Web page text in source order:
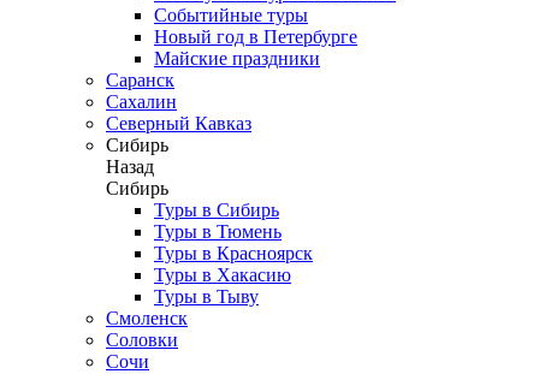
Событийные туры
Новый год в Петербурге
Майские праздники
Саранск
Сахалин
Северный Кавказ
Сибирь
Назад
Сибирь
Туры в Сибирь
Туры в Тюмень
Туры в Красноярск
Туры в Хакасию
Туры в Тыву
Смоленск
Соловки
Сочи